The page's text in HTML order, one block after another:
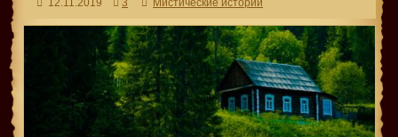
12.11.2019 3 Мистические истории